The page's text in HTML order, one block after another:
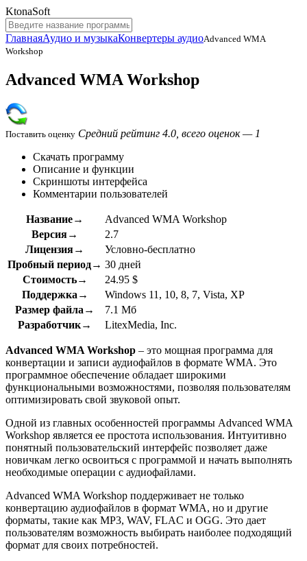
KtonaSoft
ГлавнаяАудио и музыкаКонвертеры аудиоAdvanced WMA
Workshop
Advanced WMA Workshop
Поставить оценку Средний рейтинг 4.0, всего оценок — 1
Скачать программу
Описание и функции
Скриншоты интерфейса
Комментарии пользователей
Название→
Advanced WMA Workshop
Версия→
2.7
Лицензия→
Условно-бесплатно
Пробный период→ 30 дней
Стоимость→
24.95 $
Поддержка→
Windows 11, 10, 8, 7, Vista, XP
Размер файла→
7.1 Мб
Разработчик→
LitexMedia, Inc.
Advanced WMA Workshop – это мощная программа для
конвертации и записи аудиофайлов в формате WMA. Это
программное обеспечение обладает широкими
функциональными возможностями, позволяя пользователям
оптимизировать свой звуковой опыт.
Одной из главных особенностей программы Advanced WMA
Workshop является ее простота использования. Интуитивно
понятный пользовательский интерфейс позволяет даже
новичкам легко освоиться с программой и начать выполнять
необходимые операции с аудиофайлами.
Advanced WMA Workshop поддерживает не только
конвертацию аудиофайлов в формат WMA, но и другие
форматы, такие как MP3, WAV, FLAC и OGG. Это дает
пользователям возможность выбирать наиболее подходящий
формат для своих потребностей.